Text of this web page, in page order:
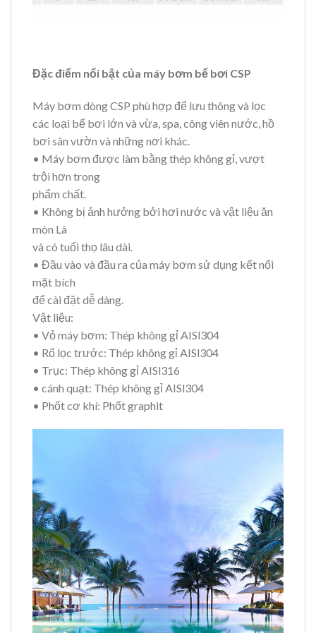
Đặc điểm nổi bật của máy bơm bể bơi CSP
Máy bơm dòng CSP phù hợp để lưu thông và lọc
các loại bể bơi lớn và vừa, spa, công viên nước, hồ
bơi sân vườn và những nơi khác.
• Máy bơm được làm bằng thép không gỉ, vượt
trội hơn trong
phẩm chất.
• Không bị ảnh hưởng bởi hơi nước và vật liệu ăn
mòn Là
và có tuổi thọ lâu dài.
• Đầu vào và đầu ra của máy bơm sử dụng kết nối
mặt bích
để cài đặt dễ dàng.
Vật liệu:
• Vỏ máy bơm: Thép không gỉ AISl304
• Rổ lọc trước: Thép không gỉ AISl304
• Trục: Thép không gỉ AISl316
• cánh quạt: Thép không gỉ AISl304
• Phốt cơ khí: Phốt graphit